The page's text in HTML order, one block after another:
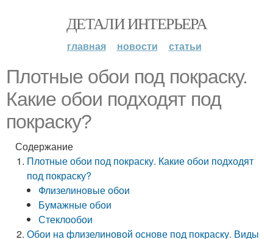
ДЕТАЛИ ИНТЕРЬЕРА
главная новости статьи
Плотные обои под покраску.
Какие обои подходят под
покраску?
Содержание
Плотные обои под покраску. Какие обои подходят
под покраску?
Флизелиновые обои
Бумажные обои
Стеклообои
Обои на флизелиновой основе под покраску. Виды